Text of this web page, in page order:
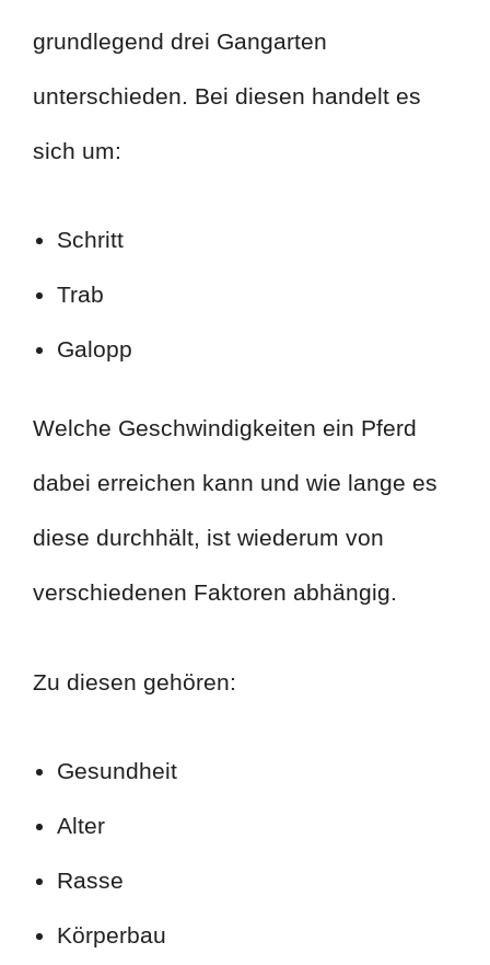
grundlegend drei Gangarten
unterschieden. Bei diesen handelt es
sich um:
Schritt
Trab
Galopp
Welche Geschwindigkeiten ein Pferd
dabei erreichen kann und wie lange es
diese durchhält, ist wiederum von
verschiedenen Faktoren abhängig.
Zu diesen gehören:
Gesundheit
Alter
Rasse
Körperbau